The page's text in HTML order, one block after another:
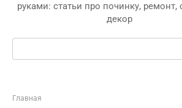
руками: статьи про починку, ремонт,
декор
Поиск:
Главная